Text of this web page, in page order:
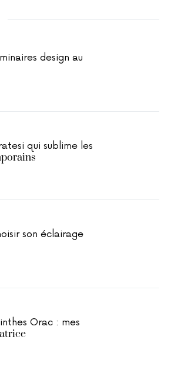
design au
qui sublime les
son éclairage
Orac : mes